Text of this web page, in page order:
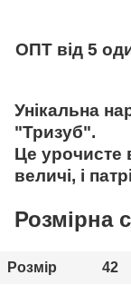
ОПТ від 5
Унікальна
"Тризуб".
Це урочисте
величі, і
Розмірна
Розмір 42